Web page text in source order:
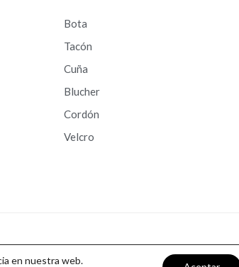
Bota
Tacón
Cuña
Blucher
Cordón
Velcro
en nuestra web.